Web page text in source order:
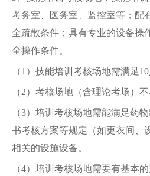
考务室、医务室、监控室等；配
全疏散条件；具有专业的设备操
全操作条件。
（1）技能培训考核场地需满足
（2）考核场地（含理论考场）不
（3）培训考核场地需能满足药
书考核方案等规定（如更衣间、
相关的设施设备。
（4）培训考核场地需要有基本